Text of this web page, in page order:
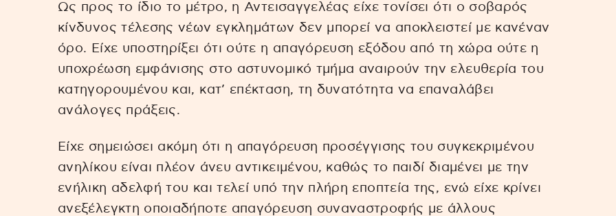
Ως προς το ίδιο το μέτρο, η Αντεισαγγελέας είχε τονίσει ότι ο σοβαρός
κίνδυνος τέλεσης νέων εγκλημάτων δεν μπορεί να αποκλειστεί με κανέναν
όρο. Είχε υποστηρίξει ότι ούτε η απαγόρευση εξόδου από τη χώρα ούτε η
υποχρέωση εμφάνισης στο αστυνομικό τμήμα αναιρούν την ελευθερία του
κατηγορουμένου και, κατ’ επέκταση, τη δυνατότητα να επαναλάβει
ανάλογες πράξεις.
Είχε σημειώσει ακόμη ότι η απαγόρευση προσέγγισης του συγκεκριμένου
ανηλίκου είναι πλέον άνευ αντικειμένου, καθώς το παιδί διαμένει με την
ενήλικη αδελφή του και τελεί υπό την πλήρη εποπτεία της, ενώ είχε κρίνει
ανεξέλεγκτη οποιαδήποτε απαγόρευση συναναστροφής με άλλους